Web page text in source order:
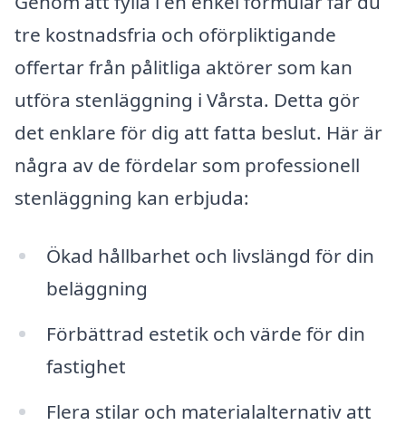
tre kostnadsfria och oförpliktigande
offertar från pålitliga aktörer som kan
utföra stenläggning i Vårsta. Detta gör
det enklare för dig att fatta beslut. Här är
några av de fördelar som professionell
stenläggning kan erbjuda:
Ökad hållbarhet och livslängd för din
beläggning
Förbättrad estetik och värde för din
fastighet
Flera stilar och materialalternativ att